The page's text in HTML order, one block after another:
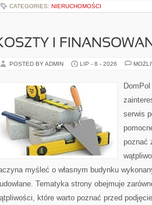
CATEGORIES: NIERUCHOMOŚCI
I
POSTED BY ADMIN LIP - 8 - 2026
serwis
poznać
myśleć o własnym budynku
Tematyka strony obejmuje
które warto poznać przed